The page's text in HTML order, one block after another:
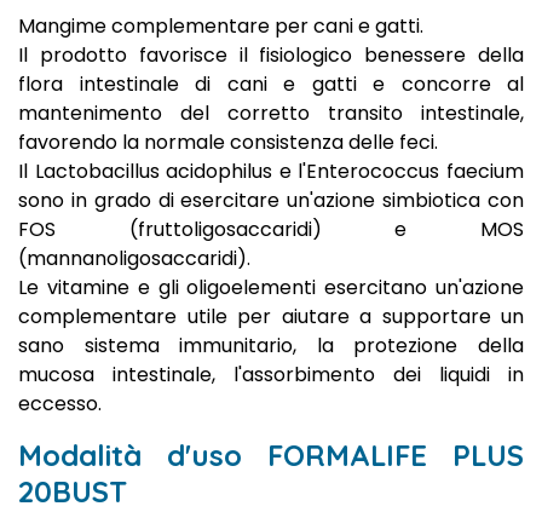
Mangime complementare per cani e gatti.
Il prodotto favorisce il fisiologico benessere della
flora intestinale di cani e gatti e concorre al
mantenimento del corretto transito intestinale,
favorendo la normale consistenza delle feci.
Il Lactobacillus acidophilus e l'Enterococcus faecium
sono in grado di esercitare un'azione simbiotica con
FOS (fruttoligosaccaridi) e MOS
(mannanoligosaccaridi).
Le vitamine e gli oligoelementi esercitano un'azione
complementare utile per aiutare a supportare un
sano sistema immunitario, la protezione della
mucosa intestinale, l'assorbimento dei liquidi in
eccesso.
Modalità d'uso FORMALIFE PLUS
20BUST